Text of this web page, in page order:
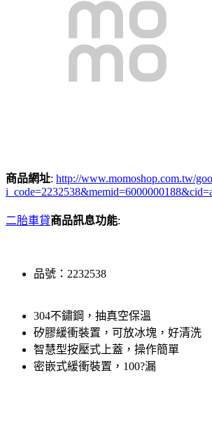
商品網址: http://www.momoshop.com.tw/
二胎車貸商品訊息功能:
品號：2232538
304不鏽鋼，抽真空保溫
矽膠緩衝裝置，可放冰塊，好清洗
智慧型按壓式上蓋，操作簡單
密嵌式緩衝裝置，100?漏